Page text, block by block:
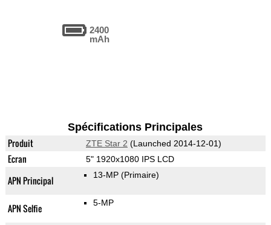
2400
mAh
Spécifications Principales
Produit ZTE Star 2 (Launched 2014-12-01)
Ecran 5" 1920x1080 IPS LCD
APN Principal 13-MP (Primaire)
APN Selfie 5-MP